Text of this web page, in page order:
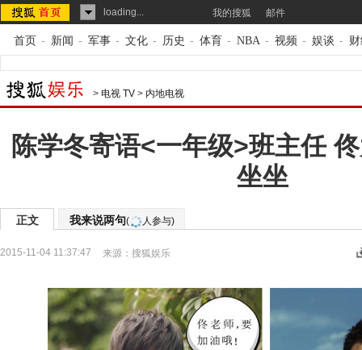
loading... 我的搜狐 邮件
首页 - 新闻 - 军事 - 文化 - 历史 - 体育 - NBA - 视频 - 娱谈 -
> 电视 TV > 内地电视
陈学冬寄语<一年级>班主任
坐坐
正文 我来说两句( 人参与)
2015-11-04 11:37:47 来源： 搜狐娱乐